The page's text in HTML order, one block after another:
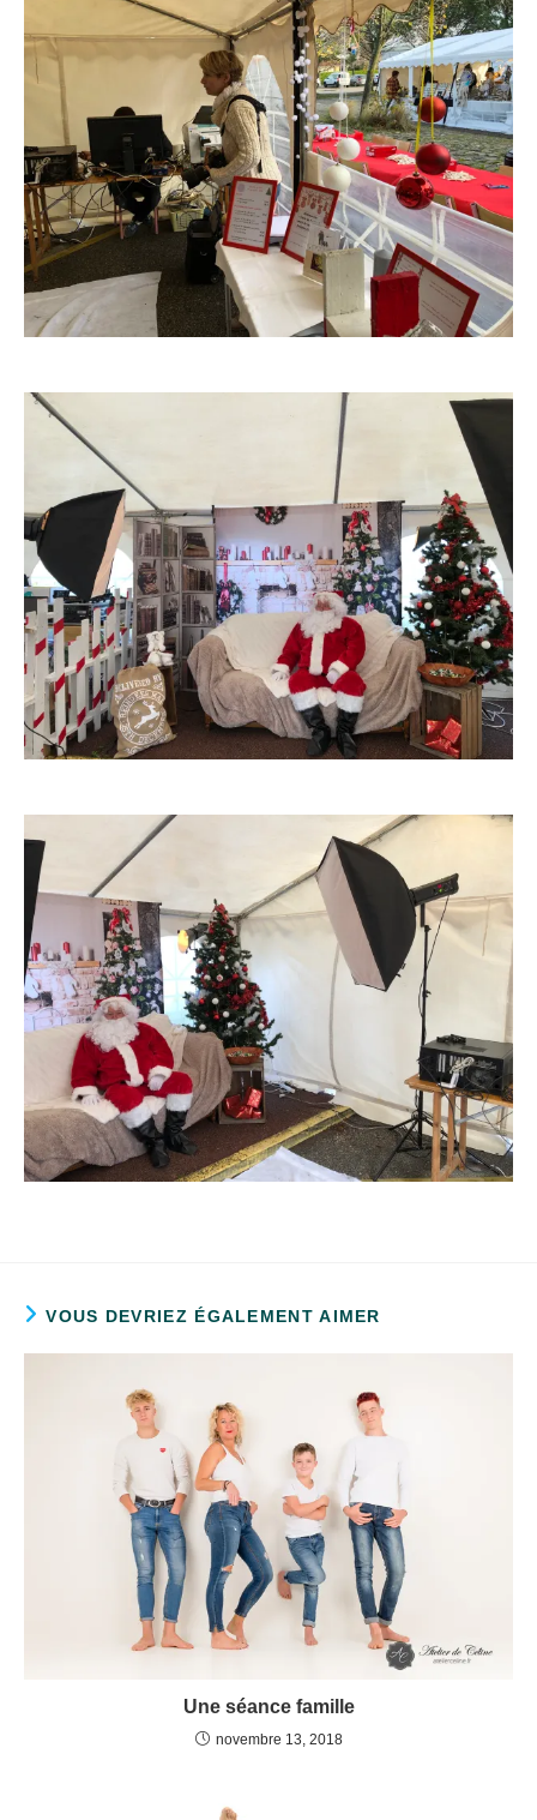
VOUS DEVRIEZ ÉGALEMENT AIMER
Une séance famille
novembre 13, 2018